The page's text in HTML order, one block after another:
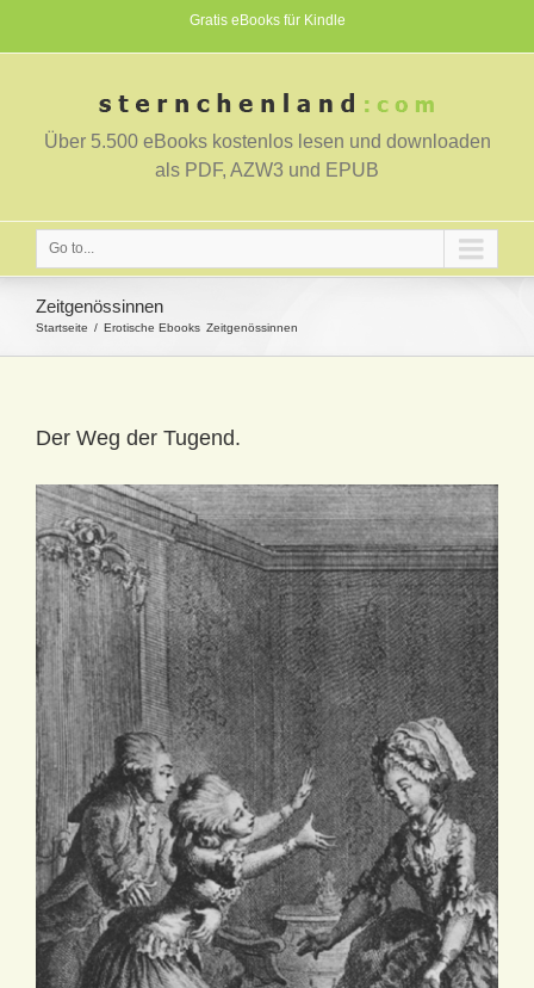
Gratis eBooks für Kindle
Über 5.500 eBooks kostenlos lesen und downloaden
als PDF, AZW3 und EPUB
Go to...
Zeitgenössinnen
Startseite Erotische Ebooks Zeitgenössinnen
Der Weg der Tugend.